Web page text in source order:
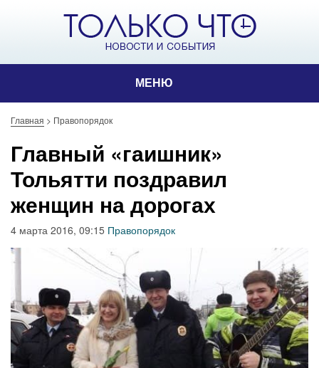
МЕНЮ
Главная > Правопорядок
Главный «гаишник»
Тольятти поздравил
женщин на дорогах
4 марта 2016, 09:15 Правопорядок